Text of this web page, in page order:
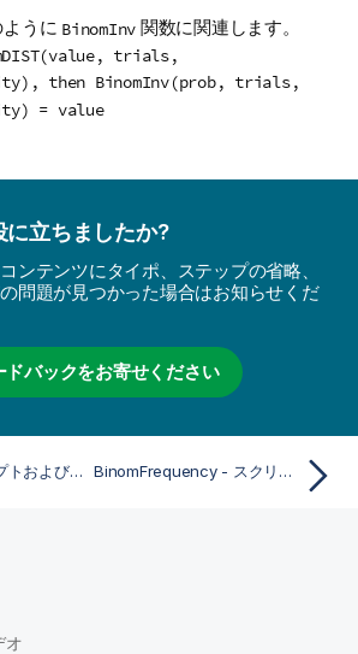
うに BinomInv 関数に関連します。
trials,
then BinomInv(prob, trials,
= value
に立ちましたか?
ンテンツにタイポ、ステップの省略、
問題が見つかった場合はお知らせくだ
ドバックをお寄せください
BetaInv - スクリプトおよびチャート関数 BinomFrequency - スクリプトおよびチャート関数
オ